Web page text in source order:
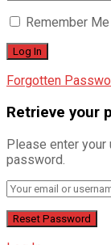
Remember Me
Forgotten
Retrieve your
Please enter
password.